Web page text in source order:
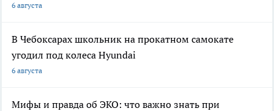
6 августа
В Чебоксарах школьник на прокатном самокате
угодил под колеса Hyundai
6 августа
Мифы и правда об ЭКО: что важно знать при